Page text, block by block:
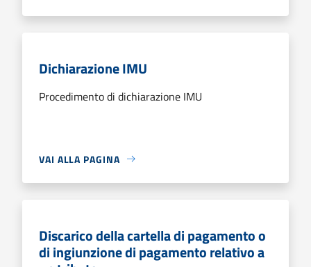
Dichiarazione IMU
Procedimento di dichiarazione IMU
VAI ALLA PAGINA
Discarico della cartella di pagamento o
di ingiunzione di pagamento relativo a